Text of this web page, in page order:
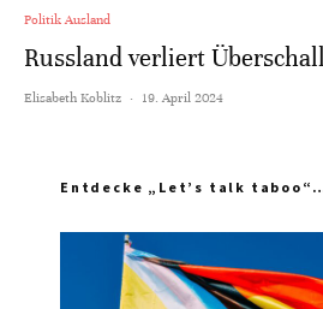
Politik Ausland
Russland verliert
Elisabeth Koblitz · 19. April 2024
Entdecke „Let’s talk